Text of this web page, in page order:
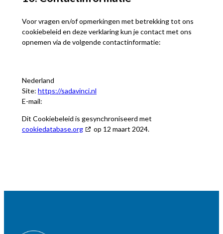
Voor vragen en/of opmerkingen met betrekking tot ons
cookiebeleid en deze verklaring kun je contact met ons
opnemen via de volgende contactinformatie:
Nederland
Site: https://sadavinci.nl
E-mail:
Dit Cookiebeleid is gesynchroniseerd met
cookiedatabase.org
op 12 maart 2024.